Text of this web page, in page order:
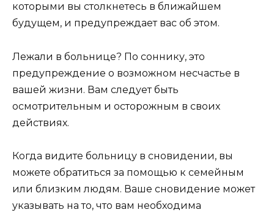
которыми вы столкнетесь в ближайшем
будущем, и предупреждает вас об этом.
Лежали в больнице? По соннику, это
предупреждение о возможном несчастье в
вашей жизни. Вам следует быть
осмотрительным и осторожным в своих
действиях.
Когда видите больницу в сновидении, вы
можете обратиться за помощью к семейным
или близким людям. Ваше сновидение может
указывать на то, что вам необходима